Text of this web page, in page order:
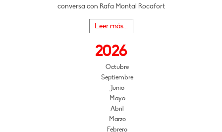
conversa con Rafa Montal Rocafort
Leer más...
2026
Octubre
Septiembre
Junio
Mayo
Abril
Marzo
Febrero